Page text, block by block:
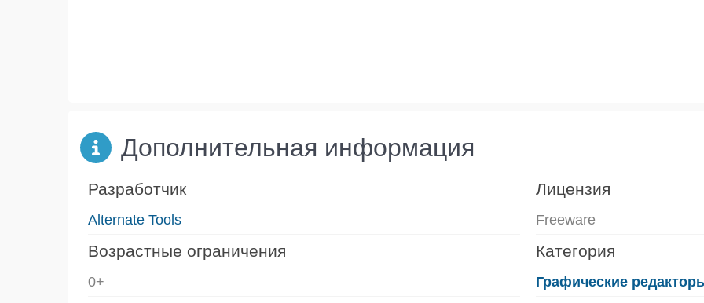
Дополнительная информация
Разработчик
Alternate Tools
Лицензия
Freeware
Возрастные ограничения
0+
Категория
Графические